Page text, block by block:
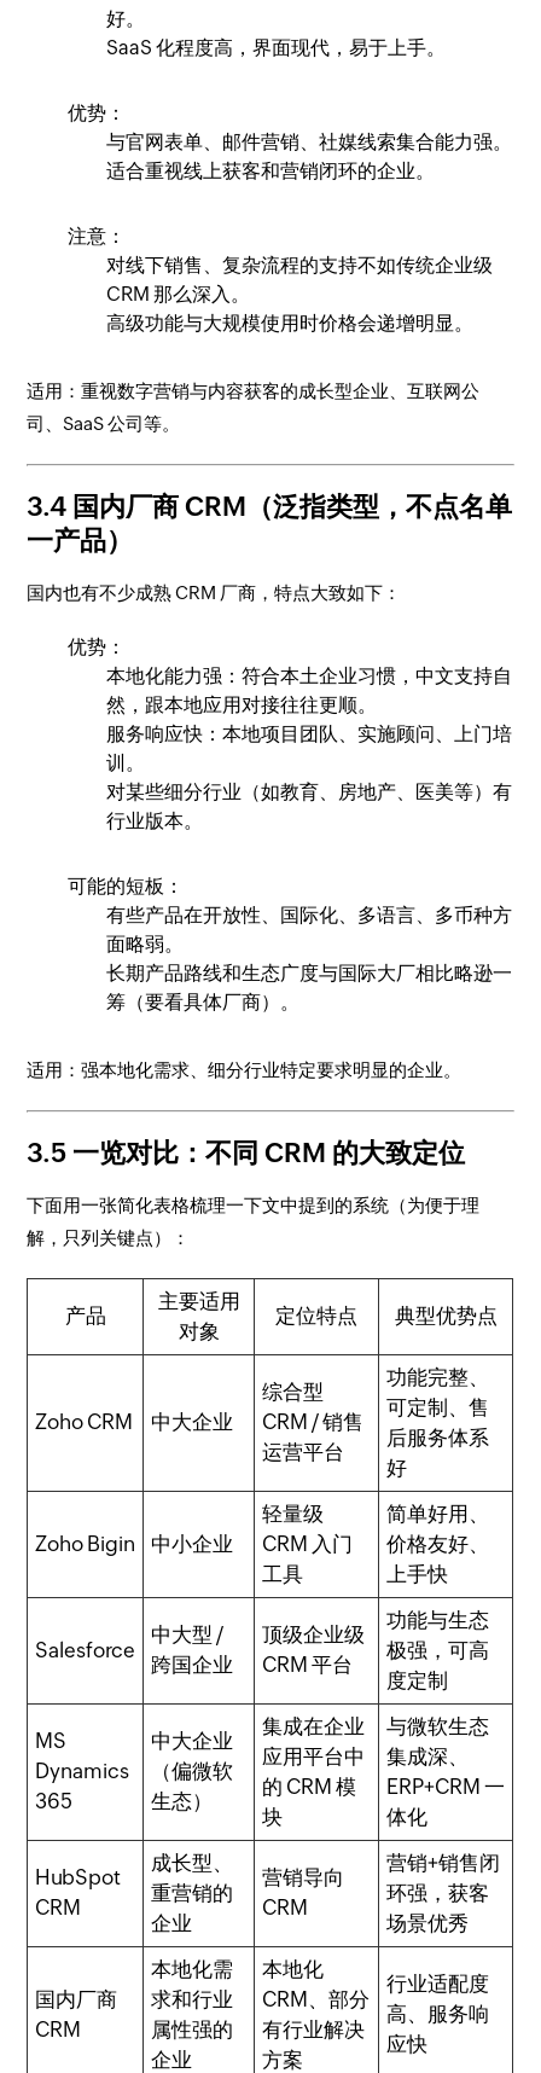
好。
SaaS 化程度高，界面现代，易于上手。
优势：
与官网表单、邮件营销、社媒线索集合能力强。
适合重视线上获客和营销闭环的企业。
注意：
对线下销售、复杂流程的支持不如传统企业级
CRM 那么深入。
高级功能与大规模使用时价格会递增明显。
适用：重视数字营销与内容获客的成长型企业、互联网公
司、SaaS 公司等。
3.4 国内厂商 CRM（泛指类型，不点名单
一产品）
国内也有不少成熟 CRM 厂商，特点大致如下：
优势：
本地化能力强：符合本土企业习惯，中文支持自
然，跟本地应用对接往往更顺。
服务响应快：本地项目团队、实施顾问、上门培
训。
对某些细分行业（如教育、房地产、医美等）有
行业版本。
可能的短板：
有些产品在开放性、国际化、多语言、多币种方
面略弱。
长期产品路线和生态广度与国际大厂相比略逊一
筹（要看具体厂商）。
适用：强本地化需求、细分行业特定要求明显的企业。
3.5 一览对比：不同 CRM 的大致定位
下面用一张简化表格梳理一下文中提到的系统（为便于理
解，只列关键点）：
产品
主要适用
对象
定位特点 典型优势点
Zoho CRM 中大企业
综合型
CRM / 销售
运营平台
功能完整、
可定制、售
后服务体系
好
Zoho Bigin 中小企业
轻量级
CRM 入门
工具
简单好用、
价格友好、
上手快
Salesforce
中大型 /
跨国企业
顶级企业级
CRM 平台
功能与生态
极强，可高
度定制
MS
Dynamics
365
中大企业
（偏微软
生态）
集成在企业
应用平台中
的 CRM 模
块
与微软生态
集成深、
ERP+CRM 一
体化
HubSpot
CRM
成长型、
重营销的
企业
营销导向
CRM
营销+销售闭
环强，获客
场景优秀
国内厂商
CRM
本地化需
求和行业
属性强的
企业
本地化
CRM、部分
有行业解决
方案
行业适配度
高、服务响
应快